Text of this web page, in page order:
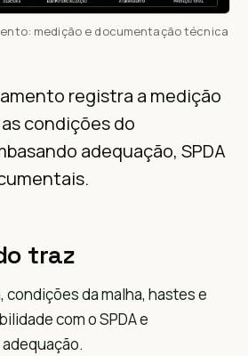
medição e documentação técnica
registra a medição
condições do
adequação, SPDA
traz
condições da malha, hastes e
com o SPDA e